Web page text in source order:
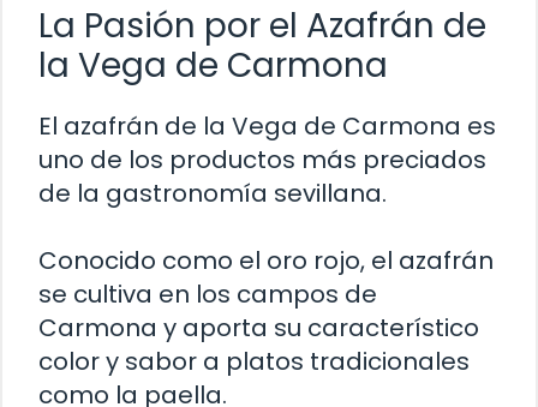
La Pasión por el Azafrán de
la Vega de Carmona
El azafrán de la Vega de Carmona es
uno de los productos más preciados
de la gastronomía sevillana.
Conocido como el oro rojo, el azafrán
se cultiva en los campos de
Carmona y aporta su característico
color y sabor a platos tradicionales
como la paella.